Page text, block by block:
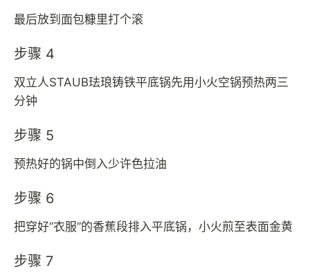
最后放到面包糠里打个滚
步骤 4
双立人STAUB珐琅铸铁平底锅先用小火空锅预热两三
分钟
步骤 5
预热好的锅中倒入少许色拉油
步骤 6
把穿好”衣服”的香蕉段排入平底锅，小火煎至表面金黄
步骤 7